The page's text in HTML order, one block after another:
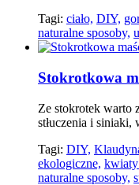
Tagi: ciało, DIY,
naturalne sposoby,
Stokrotkowa
Ze stokrotek warto
stłuczenia i siniaki,
Tagi: DIY,
ekologiczne, kwiaty
naturalne sposoby,